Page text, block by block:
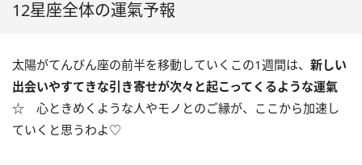
12星座全体の運氣予報
太陽がてんびん座の前半を移動していくこの1週間は、 新しい
出会いやすてきな引き寄せが次々と起こってくるような運氣
☆ 心ときめくような人やモノとのご縁が、ここから加速し
ていくと思うわよ♡